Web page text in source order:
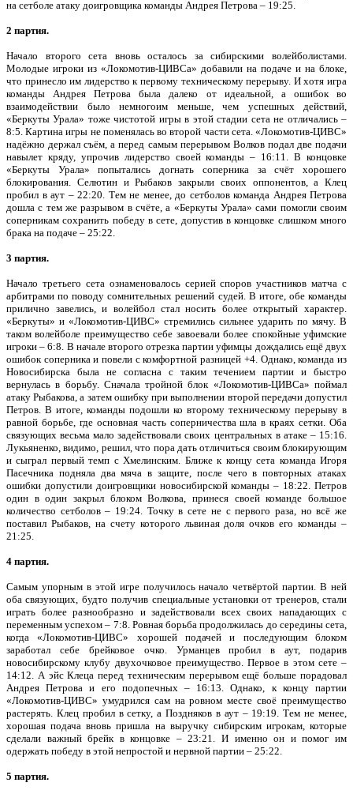
на сетболе атаку доигровщика команды Андрея Петрова – 19:25.
2 партия.
Начало второго сета вновь осталось за сибирскими волейболистами.
Молодые игроки из «Локомотив-ЦИВСа» добавили на подаче и на блоке,
что принесло им лидерство к первому техническому перерыву. И хотя игра
команды Андрея Петрова была далеко от идеальной, а ошибок во
взаимодействии было немногоим меньше, чем успешных действий,
«Беркуты Урала» тоже чистотой игры в этой стадии сета не отличались –
8:5. Картина игры не поменялась во второй части сета. «Локомотив-ЦИВС»
надёжно держал съём, а перед самым перерывом Волков подал две подачи
навылет кряду, упрочив лидерство своей команды – 16:11. В концовке
«Беркуты Урала» попытались догнать соперника за счёт хорошего
блокирования. Селютин и Рыбаков закрыли своих оппонентов, а Клец
пробил в аут – 22:20. Тем не менее, до сетболов команда Андрея Петрова
дошла с тем же разрывом в счёте, а «Беркуты Урала» сами помогли своим
соперникам сохранить победу в сете, допустив в концовке слишком много
брака на подаче – 25:22.
3 партия.
Начало третьего сета ознаменовалось серией споров участников матча с
арбитрами по поводу сомнительных решений судей. В итоге, обе команды
прилично завелись, и волейбол стал носить более открытый характер.
«Беркуты» и «Локомотив-ЦИВС» стремились сильнее ударить по мячу. В
таком волейболе преимущество себе завоевали более спокойные уфимские
игроки – 6:8. В начале второго отрезка партии уфимцы дождались ещё двух
ошибок соперника и повели с комфортной разницей +4. Однако, команда из
Новосибирска была не согласна с таким течением партии и быстро
вернулась в борьбу. Сначала тройной блок «Локомотив-ЦИВСа» поймал
атаку Рыбакова, а затем ошибку при выполнении второй передачи допустил
Петров. В итоге, команды подошли ко второму техническому перерыву в
равной борьбе, где основная часть соперничества шла в краях сетки. Оба
связующих весьма мало задействовали своих центральных в атаке – 15:16.
Лукьяненко, видимо, решил, что пора дать отличиться своим блокирующим
и сыграл первый темп с Хмелинским. Ближе к концу сета команда Игоря
Пасечника подняла два мяча в защите, после чего в повторных атаках
ошибки допустили доигровщики новосибирской команды – 18:22. Петров
один в один закрыл блоком Волкова, принеся своей команде большое
количество сетболов – 19:24. Точку в сете не с первого раза, но всё же
поставил Рыбаков, на счету которого львиная доля очков его команды –
21:25.
4 партия.
Самым упорным в этой игре получилось начало четвёртой партии. В ней
оба связующих, будто получив специальные установки от тренеров, стали
играть более разнообразно и задействовали всех своих нападающих с
переменным успехом – 7:8. Ровная борьба продолжилась до середины сета,
когда «Локомотив-ЦИВС» хорошей подачей и последующим блоком
заработал себе брейковое очко. Урманцев пробил в аут, подарив
новосибирскому клубу двухочковое преимущество. Первое в этом сете –
14:12. А эйс Клеца перед техническим перерывом ещё больше порадовал
Андрея Петрова и его подопечных – 16:13. Однако, к концу партии
«Локомотив-ЦИВС» умудрился сам на ровном месте своё преимущество
растерять. Клец пробил в сетку, а Поздняков в аут – 19:19. Тем не менее,
хорошая подача вновь пришла на выручку сибирским игрокам, которые
сделали важный брейк в концовке – 23:21. И именно он и помог им
одержать победу в этой непростой и нервной партии – 25:22.
5 партия.